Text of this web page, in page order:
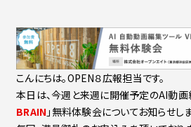
こんにちは。OPEN８広報担当です。
本日は、今週と来週に開催予定のAI動画
BRAIN 」無料体験会についてお知らせしま